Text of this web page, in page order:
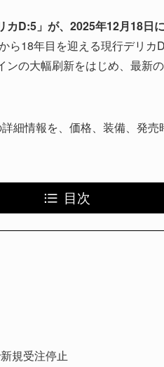
D:5」が、2025年12月18日
ら18年目を迎える現行デリカ
の大幅刷新をはじめ、最新
細情報を、価格、装備、発売
目次
規受注停止